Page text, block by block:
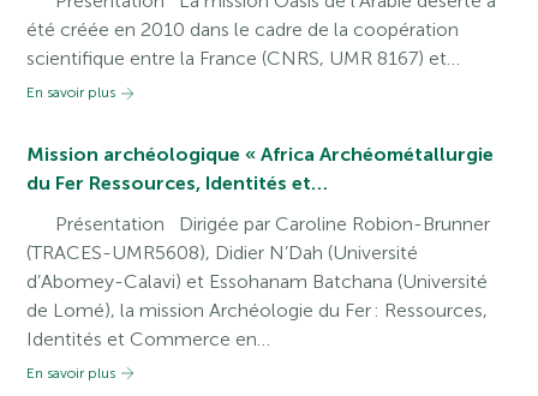
été créée en 2010 dans le cadre de la coopération
scientiﬁque entre la France (CNRS, UMR 8167) et…
En savoir plus
Mission archéologique « Africa Archéométallurgie
du Fer Ressources, Identités et…
Présentation Dirigée par Caroline Robion-Brunner
(TRACES-UMR5608), Didier N’Dah (Université
d’Abomey-Calavi) et Essohanam Batchana (Université
de Lomé), la mission Archéologie du Fer : Ressources,
Identités et Commerce en…
En savoir plus